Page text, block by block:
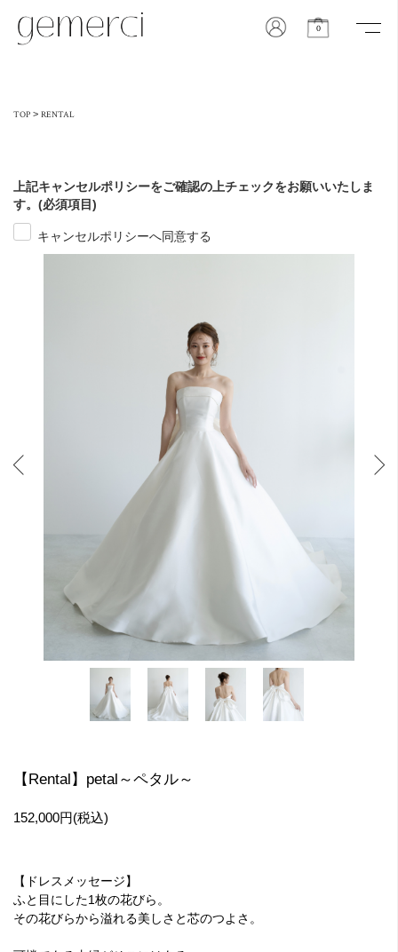
0
TOP > RENTAL
上記キャンセルポリシーをご確認の上チェックをお願いいたしま
す。(必須項目)
キャンセルポリシーへ同意する
【Rental】petal～ペタル～
152,000円(税込)
【ドレスメッセージ】
ふと目にした1枚の花びら。
その花びらから溢れる美しさと芯のつよさ。